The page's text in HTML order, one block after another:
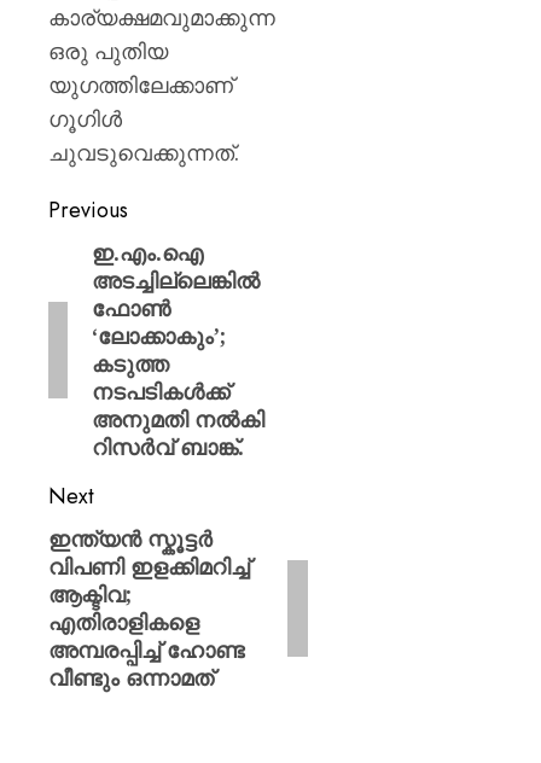
കാര്യക്ഷമവുമാക്കുന്ന
ഒരു പുതിയ
യുഗത്തിലേക്കാണ്
ഗൂഗിൾ
ചുവടുവെക്കുന്നത്.
Previous
ഇ.എം.ഐ
അടച്ചില്ലെങ്കിൽ
ഫോൺ
‘ലോക്കാകും’;
കടുത്ത
നടപടികൾക്ക്
അനുമതി നൽകി
റിസർവ് ബാങ്ക്.
Next
ഇന്ത്യൻ സ്കൂട്ടർ
വിപണി ഇളക്കിമറിച്ച്
ആക്ടിവ;
എതിരാളികളെ
അമ്പരപ്പിച്ച് ഹോണ്ട
വീണ്ടും ഒന്നാമത്